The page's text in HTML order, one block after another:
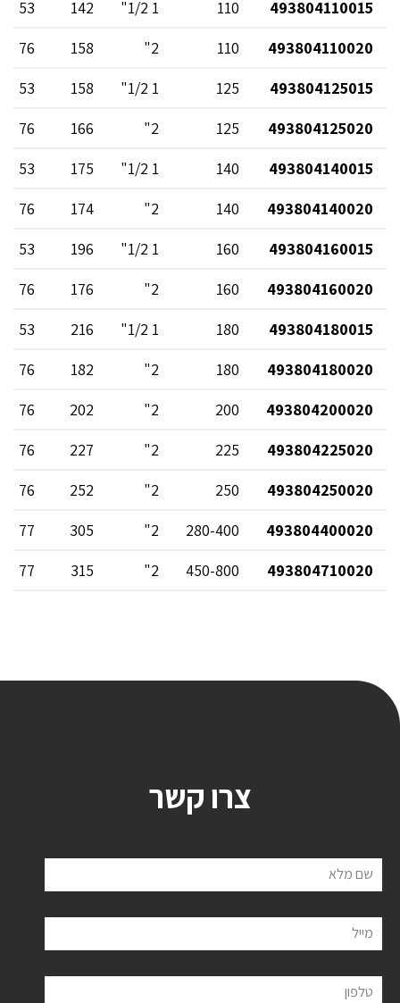
493804110015
110
1 1/2"
142
53
493804110020
110
2"
158
76
493804125015
125
1 1/2"
158
53
493804125020
125
2"
166
76
493804140015
140
1 1/2"
175
53
493804140020
140
2"
174
76
493804160015
160
1 1/2"
196
53
493804160020
160
2"
176
76
493804180015
180
1 1/2"
216
53
493804180020
180
2"
182
76
493804200020
200
2"
202
76
493804225020
225
2"
227
76
493804250020
250
2"
252
76
493804400020
280-400
2"
305
77
493804710020
450-800
2"
315
77
צרו קשר
שם מלא
מייל
טלפון